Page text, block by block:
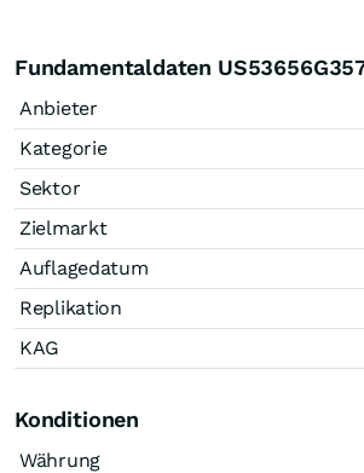
Fundamentaldaten
Anbieter
Kategorie
Sektor
Zielmarkt
Auflagedatum
Replikation
KAG
Konditionen
Währung